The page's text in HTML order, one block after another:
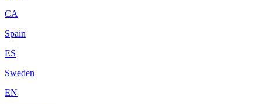
CA
Spain
ES
Sweden
EN